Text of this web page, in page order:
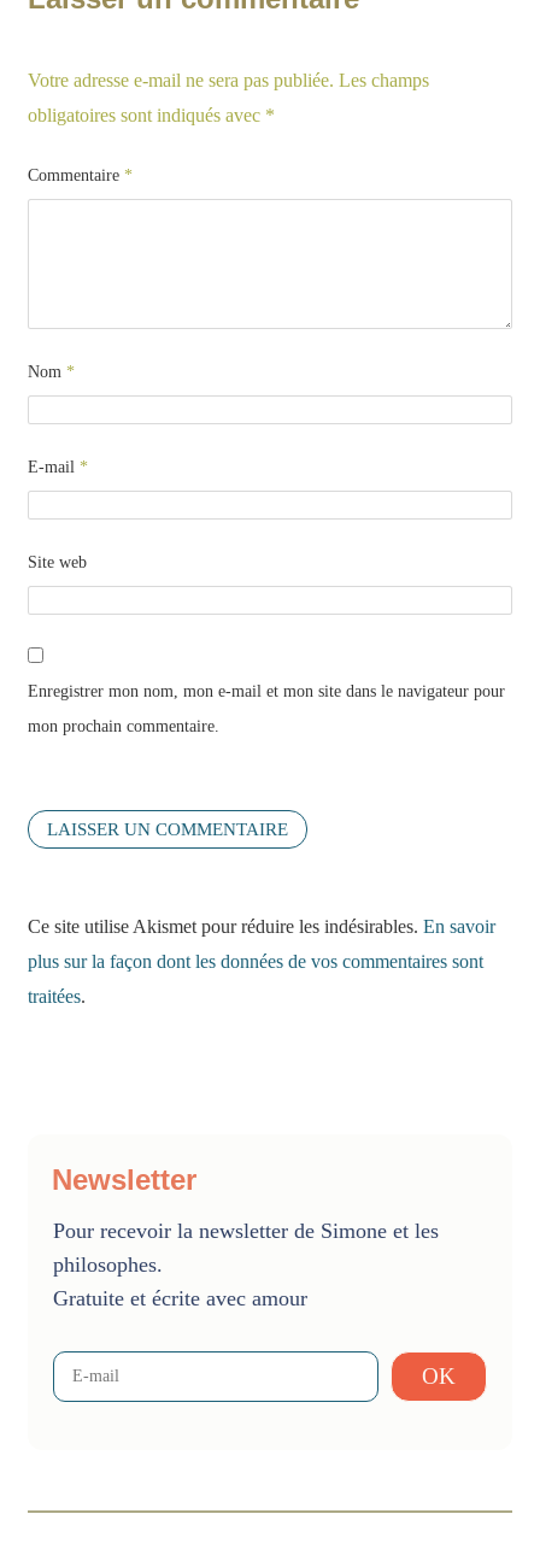
Votre adresse e-mail ne sera pas publiée. Les champs
obligatoires sont indiqués avec *
Commentaire *
Nom *
E-mail *
Site web
Enregistrer mon nom, mon e-mail et mon site dans le navigateur pour
mon prochain commentaire.
Ce site utilise Akismet pour réduire les indésirables. En savoir
plus sur la façon dont les données de vos commentaires sont
traitées.
Newsletter
Pour recevoir la newsletter de Simone et les
philosophes.
Gratuite et écrite avec amour